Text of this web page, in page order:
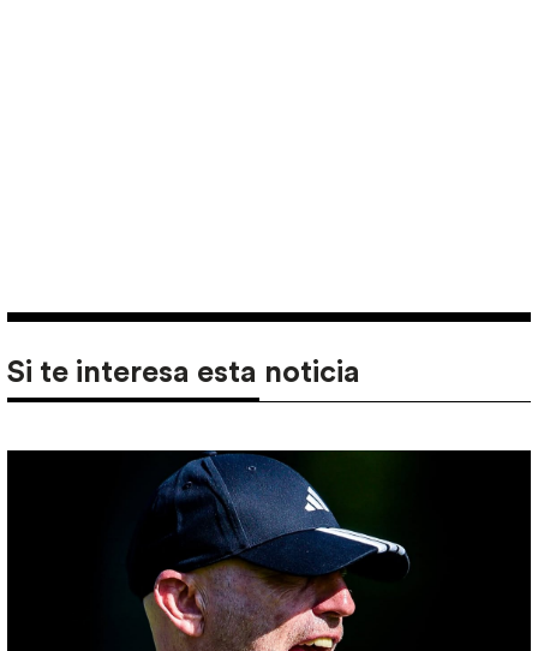
Si te interesa esta noticia